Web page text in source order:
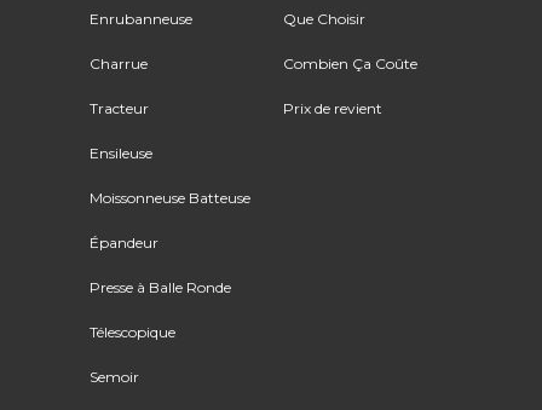
Enrubanneuse
Charrue
Tracteur
Ensileuse
Moissonneuse Batteuse
Épandeur
Presse à Balle Ronde
Télescopique
Semoir
Que Choisir
Combien Ça Coûte
Prix de revient